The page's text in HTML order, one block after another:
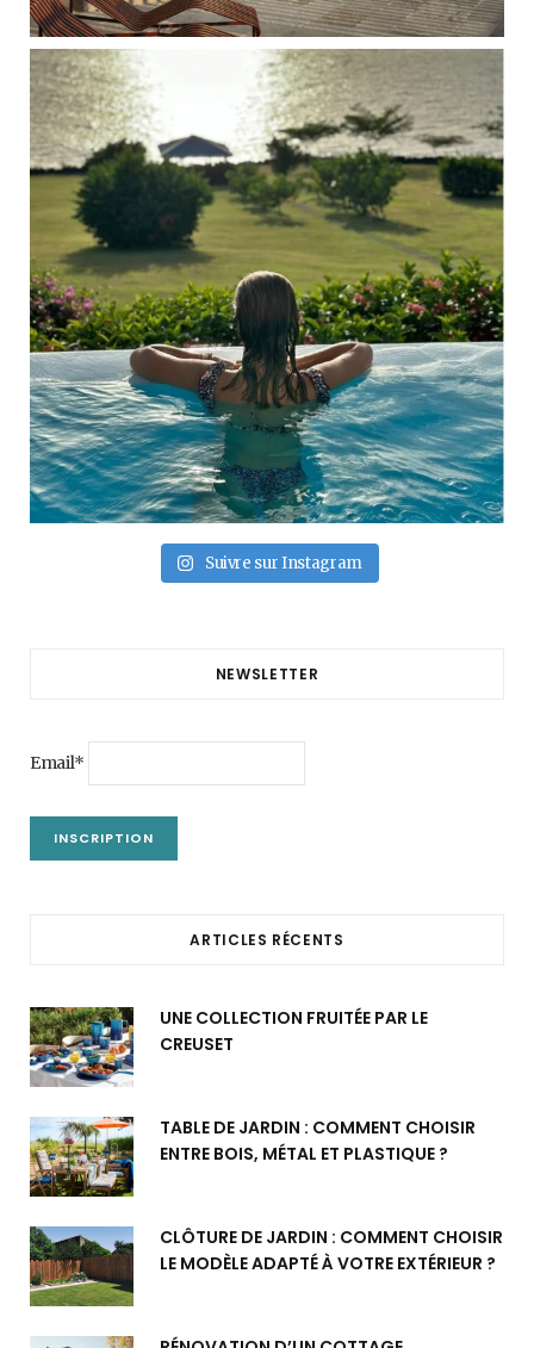
Suivre sur Instagram
NEWSLETTER
Email*
ARTICLES RÉCENTS
UNE COLLECTION FRUITÉE PAR LE
CREUSET
TABLE DE JARDIN : COMMENT CHOISIR
ENTRE BOIS, MÉTAL ET PLASTIQUE ?
CLÔTURE DE JARDIN : COMMENT CHOISIR
LE MODÈLE ADAPTÉ À VOTRE EXTÉRIEUR ?